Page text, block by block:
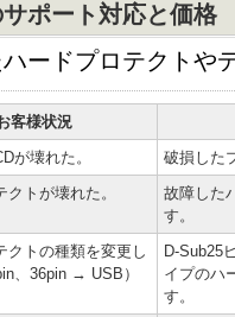
ポート対応と価格
ードプロテクトや
客様状況
が壊れた。
破損した
トが壊れた。
故障した
す。
クトの種類を変更し
、36pin → USB）
D-Sub25
イプのハ
す。